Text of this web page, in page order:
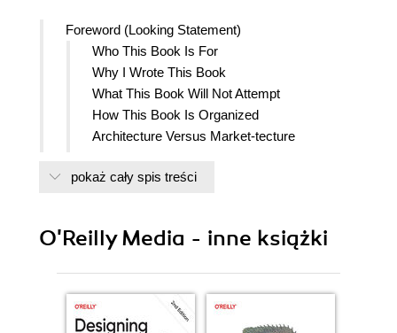
Foreword (Looking Statement)
Who This Book Is For
Why I Wrote This Book
What This Book Will Not Attempt
How This Book Is Organized
Architecture Versus Market-tecture
Salesforce
How to Contact Us
Salesforce and Clouds
Whats in a Name?
pokaż cały spis treści
O'Reilly Media - inne książki